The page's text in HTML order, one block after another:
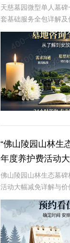
惠活动
天慈墓园微型单人墓
套基础服务全包详解
电话:400-838-5063在
们都需要面对失去亲
人离开这个世界，选择
“佛山陵园山林生
年度养护费活动
值分析”
佛山陵园山林生态墓
活动大幅减免详解与
话:400-838-5063随着
高，对于身后事的安排
生态和个性化。佛山陵